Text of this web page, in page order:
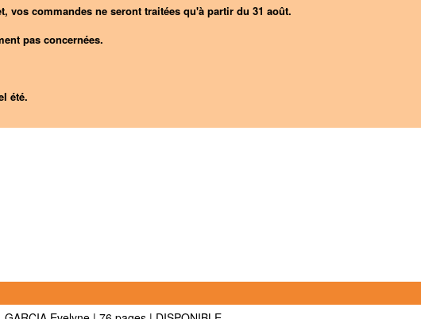
vos commandes ne seront traitées qu'à partir du 31 août.
pas concernées.
été.